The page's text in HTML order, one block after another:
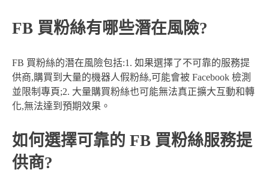
FB 買粉絲有哪些潛在風險?
FB 買粉絲的潛在風險包括:1. 如果選擇了不可靠的服務提
供商,購買到大量的機器人假粉絲,可能會被 Facebook 檢測
並限制專頁;2. 大量購買粉絲也可能無法真正擴大互動和轉
化,無法達到預期效果。
如何選擇可靠的 FB 買粉絲服務提
供商?